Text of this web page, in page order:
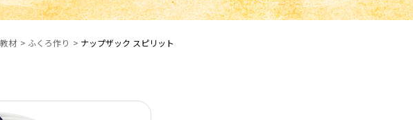
材 ふくろ作り ナップザック スピリット